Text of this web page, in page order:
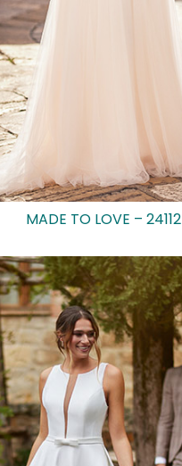
MADE TO LOVE – 24112